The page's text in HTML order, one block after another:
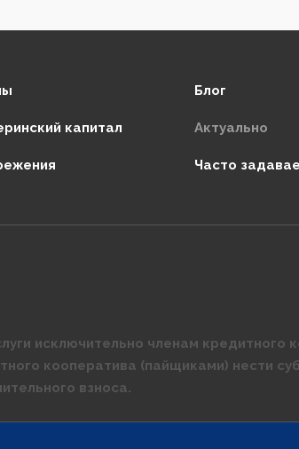
капитал
Блог
Актуально
Часто
исключительно членам
кооператива (пайщиками) нести
взноса.